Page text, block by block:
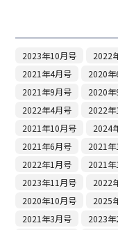
2023年10月号 2022
2021年4月号
2020
2021年9月号
2020
2022年4月号
2022年
2021年10月号
2024
2021年6月号
2021
2022年1月号
2021
2023年11月号
2022
2020年10月号
2025
2021年3月号
2023